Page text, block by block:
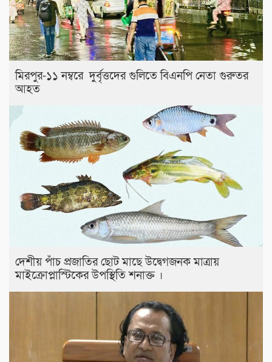
মিরপুর-১১ নম্বরে দুর্বৃত্তদের গুলিতে বিএনপি নেতা গুরুতর
আহত
দেশীয় পাঁচ প্রজাতির ছোট মাছে উদ্বেগজনক মাত্রায়
মাইক্রোপ্লাস্টিকের উপস্থিতি শনাক্ত ।